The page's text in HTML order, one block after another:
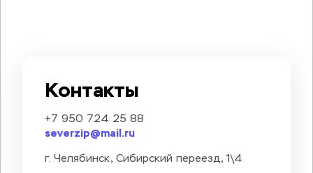
Контакты
+7 950 724 25 88
severzip@mail.ru
г. Челябинск, Сибирский переезд, 1\4